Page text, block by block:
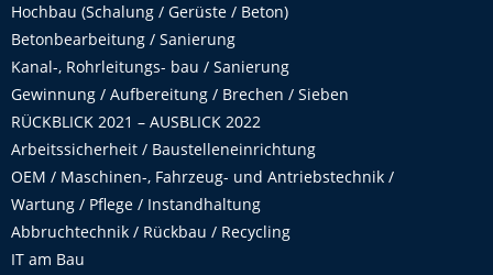
Hochbau (Schalung / Gerüste / Beton)
Betonbearbeitung / Sanierung
Kanal-, Rohrleitungs- bau / Sanierung
Gewinnung / Aufbereitung / Brechen / Sieben
RÜCKBLICK 2021 – AUSBLICK 2022
Arbeitssicherheit / Baustelleneinrichtung
OEM / Maschinen-, Fahrzeug- und Antriebstechnik /
Wartung / Pflege / Instandhaltung
Abbruchtechnik / Rückbau / Recycling
IT am Bau